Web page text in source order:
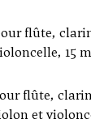
flûte,
15
flûte,
et